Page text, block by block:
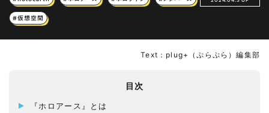
#仮想空間
Text：plug+（ぷらぷら）編集部
目次
『ホロアース』とは